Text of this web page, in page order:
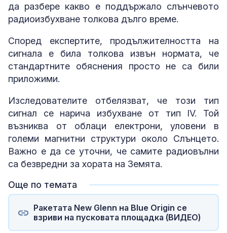
да разбере какво е поддържало слънчевото
радиоизбухване толкова дълго време.
Според експертите, продължителността на
сигнала е била толкова извън нормата, че
стандартните обяснения просто не са били
приложими.
Изследователите отбелязват, че този тип
сигнал се нарича избухване от тип IV. Той
възниква от облаци електрони, уловени в
големи магнитни структури около Слънцето.
Важно е да се уточни, че самите радиовълни
са безвредни за хората на Земята.
Още по темата
Ракетата New Glenn на Blue Origin се
взриви на пусковата площадка (ВИДЕО)